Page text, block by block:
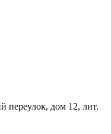
переулок, дом 12, лит.